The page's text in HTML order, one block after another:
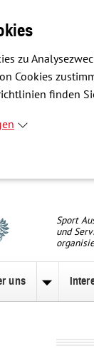
zu
Cookies
finden
Sport
und
uns